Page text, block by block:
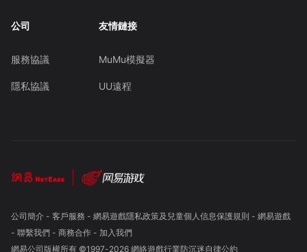
公司
服務協議
隱私協議
友情鏈接
MuMu模擬器
UU遠程
公司簡介- 客戶服務 - 網易遊戲隱私政策及兒童個人信息保護規則 - 網易遊戲
- 聯繫我們- 商務合作- 加入我們
網易公司版權所有 ©1997-2026 網絡遊戲行業防沉迷自律公約